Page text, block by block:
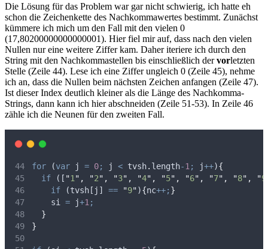
Die Lösung für das Problem war gar nicht schwierig, ich hatte eh
schon die Zeichenkette des Nachkommawertes bestimmt. Zunächst
kümmere ich mich um den Fall mit den vielen 0
(17,80200000000000001). Hier fiel mir auf, dass nach den vielen
Nullen nur eine weitere Ziffer kam. Daher iteriere ich durch den
String mit den Nachkommastellen bis einschließlich dervorletzten
Stelle (Zeile 44). Lese ich eine Ziffer ungleich 0 (Zeile 45), nehme
ich an, dass die Nullen beim nächsten Zeichen anfangen (Zeile 47).
Ist dieser Index deutlich kleiner als die Länge des Nachkomma-
Strings, dann kann ich hier abschneiden (Zeile 51-53). In Zeile 46
zähle ich die Neunen für den zweiten Fall.
for (var j = 0; j < tvsh. length-1 ; j++){
if ([ "1 " , "2" , "3" , "4" , "5" , "6" , "7" , "8" , "9
if (tvsh[ j ] == "9"){nc++; }
si
= j+1 ;
}
}